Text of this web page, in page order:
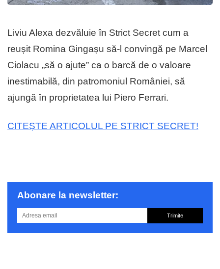
Liviu Alexa dezvăluie în Strict Secret cum a
reușit Romina Gingașu să-l convingă pe Marcel
Ciolacu „să o ajute” ca o barcă de o valoare
inestimabilă, din patromoniul României, să
ajungă în proprietatea lui Piero Ferrari.
CITEȘTE ARTICOLUL PE STRICT SECRET!
Abonare la newsletter:
Trimite